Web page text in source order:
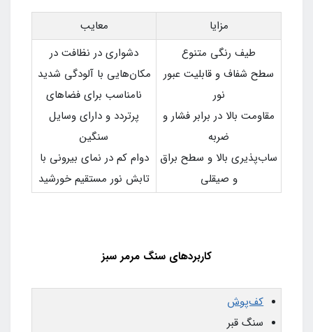
مزایا
معایب
طیف رنگی متنوع
سطح شفاف و قابلیت عبور
نور
مقاومت بالا در برابر فشار و
ضربه
ساب‌پذیری بالا و سطح براق
و صیقلی
دشواری در نظافت در
مکان‌هایی با آلودگی شدید
نامناسب برای فضاهای
پرتردد و دارای وسایل
سنگین
دوام کم در نمای بیرونی با
تابش نور مستقیم خورشید
کاربردهای سنگ مرمر سبز
کف‌پوش
سنگ قبر